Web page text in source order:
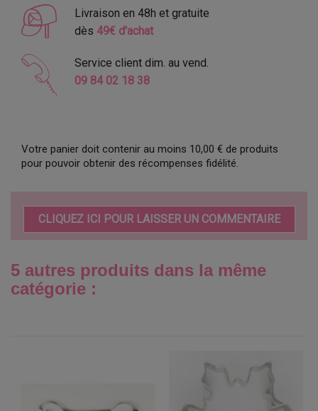
Livraison en 48h et gratuite
dès 49€ d'achat
Service client dim. au vend.
09 84 02 18 38
Votre panier doit contenir au moins 10,00 € de produits
pour pouvoir obtenir des récompenses fidélité.
CLIQUEZ ICI POUR LAISSER UN COMMENTAIRE
5 autres produits dans la même
catégorie :